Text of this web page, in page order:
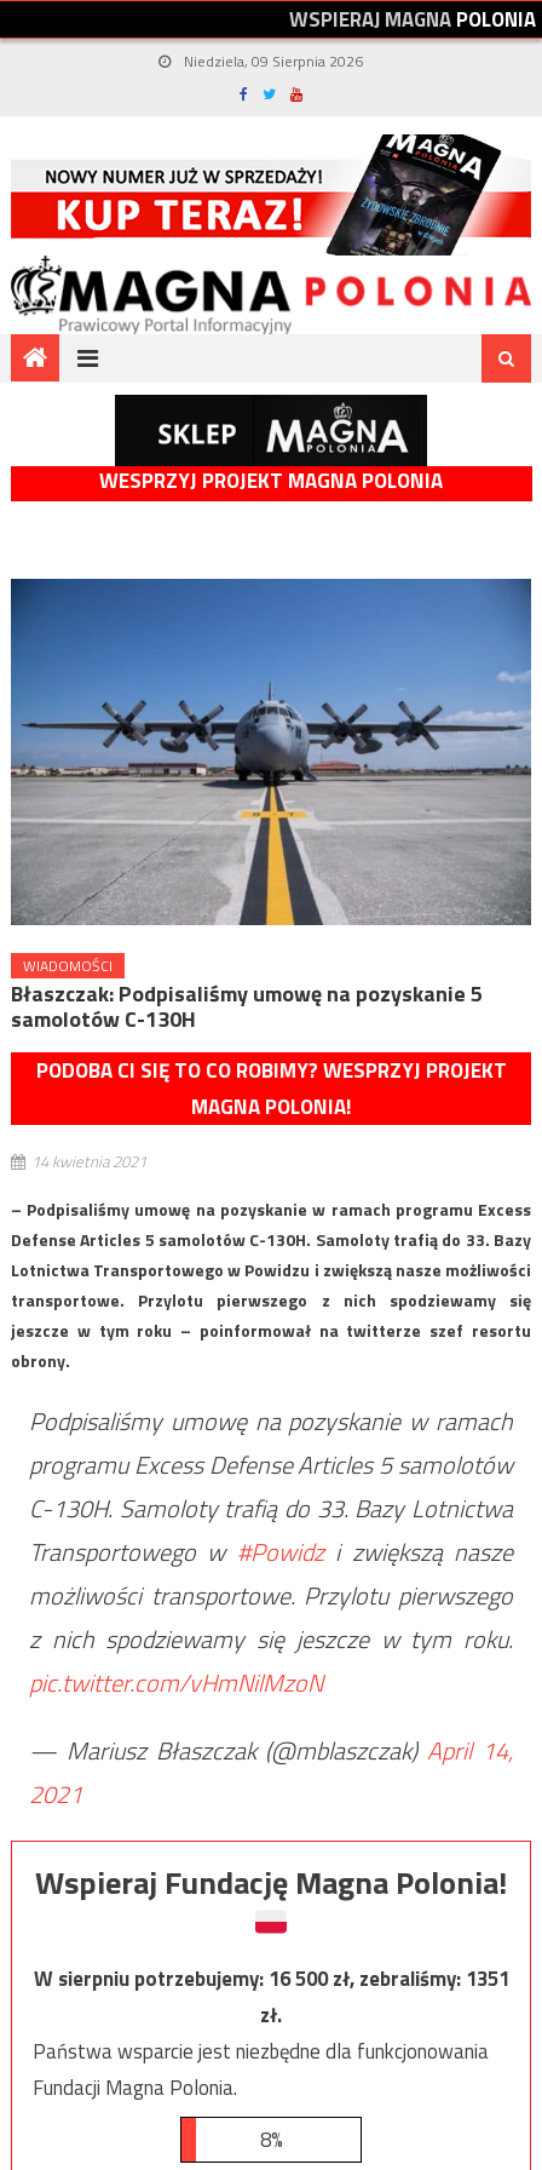
WSPIERAJMAGNAPOLONIA
Niedziela, 09 Sierpnia 2026
WESPRZYJ PROJEKT MAGNA POLONIA
WIADOMOŚCI
Błaszczak: Podpisaliśmy umowę na pozyskanie 5
samolotów C-130H
PODOBA CI SIĘ TO CO ROBIMY? WESPRZYJ PROJEKT
MAGNA POLONIA!
14 kwietnia 2021
– Podpisaliśmy umowę na pozyskanie w ramach programu Excess
Defense Articles 5 samolotów C-130H. Samoloty trafią do 33. Bazy
Lotnictwa Transportowego w Powidzu i zwiększą nasze możliwości
transportowe. Przylotu pierwszego z nich spodziewamy się
jeszcze w tym roku – poinformował na twitterze szef resortu
obrony.
Podpisaliśmy umowę na pozyskanie w ramach
programu Excess Defense Articles 5 samolotów
C-130H. Samoloty trafią do 33. Bazy Lotnictwa
Transportowego w #Powidzi zwiększą nasze
możliwości transportowe. Przylotu pierwszego
z nich spodziewamy się jeszcze w tym roku.
pic.twitter.com/vHmNilMzoN
— Mariusz Błaszczak (@mblaszczak)April 14,
2021
Wspieraj Fundację Magna Polonia!
W sierpniu potrzebujemy:16 500zł, zebraliśmy:1351
zł.
Państwa wsparcie jest niezbędne dla funkcjonowania
Fundacji Magna Polonia.
8%